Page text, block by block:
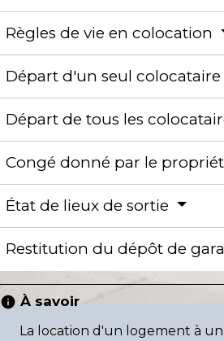
Règles de vie en colocation
Départ d'un seul colocataire
Départ de tous les
Congé donné par le
État de lieux de sortie
Restitution du dépôt de
info À savoir
La location d'un logement à